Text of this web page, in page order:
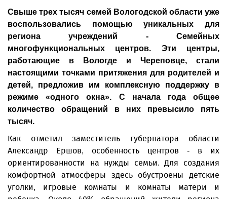
Свыше трех тысяч семей Вологодской области уже
воспользовались помощью уникальных для
региона учреждений - Семейных
многофункциональных центров. Эти центры,
работающие в Вологде и Череповце, стали
настоящими точками притяжения для родителей и
детей, предложив им комплексную поддержку в
режиме «одного окна». С начала года общее
количество обращений в них превысило пять
тысяч.
Как отметил заместитель губернатора области
Александр Ершов, особенность центров - в их
ориентированности на нужды семьи. Для создания
комфортной атмосферы здесь обустроены детские
уголки, игровые комнаты и комнаты матери и